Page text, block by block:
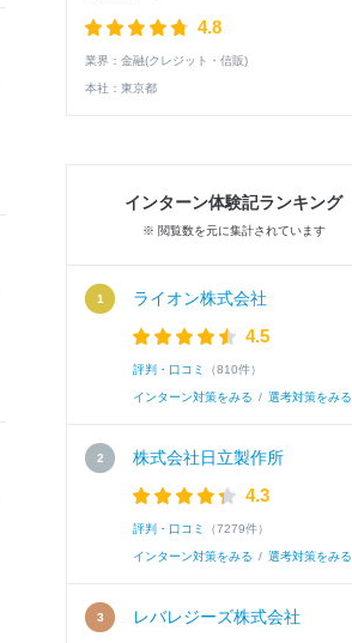
4.8
業界： 金融(クレジット・信販)
本社： 東京都
インターン体験記ランキング
※ 閲覧数を元に集計されています
ライオン株式会社
4.5
評判・口コミ （810件）
インターン対策をみる / 選考対策をみる
株式会社日立製作所
4.3
評判・口コミ （7279件）
インターン対策をみる / 選考対策をみる
レバレジーズ株式会社